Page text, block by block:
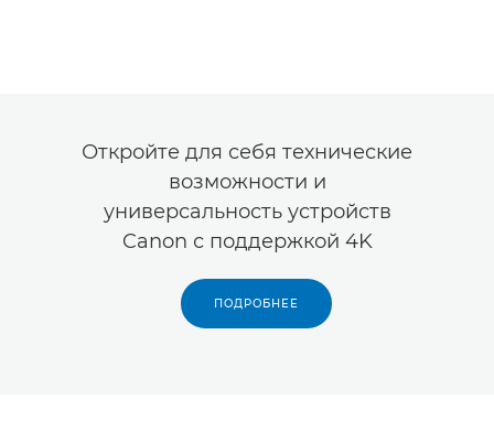
Откройте для себя технические
возможности и
универсальность устройств
Canon с поддержкой 4K
ПОДРОБНЕЕ